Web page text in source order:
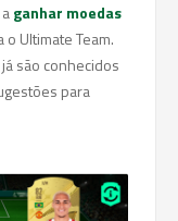
ganhar moedas
Ultimate Team.
são conhecidos
para